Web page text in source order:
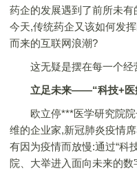
药企的发展遇到了前所未
今天,传统药企又该如何发
而来的互联网浪潮?
这无疑是摆在每一个经
立足未来——“科技+医
欧立停***医学研究院院
维的企业家,新冠肺炎疫情
有因为疫情而放慢:通过“科
院、大举进入面向未来的